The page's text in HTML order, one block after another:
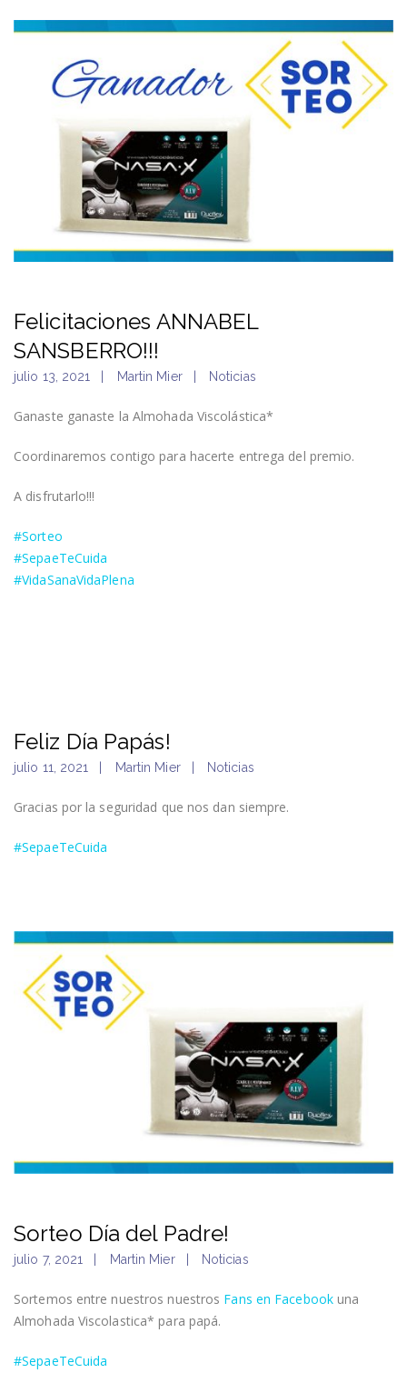
Felicitaciones ANNABEL
SANSBERRO!!!
julio 13, 2021 Martin Mier Noticias
Ganaste ganaste la Almohada Viscolástica*
Coordinaremos contigo para hacerte entrega del premio.
A disfrutarlo!!!
#Sorteo
#SepaeTeCuida
#VidaSanaVidaPlena
Feliz Día Papás!
julio 11, 2021 Martin Mier Noticias
Gracias por la seguridad que nos dan siempre.
#SepaeTeCuida
Sorteo Día del Padre!
julio 7, 2021 Martin Mier Noticias
Sortemos entre nuestros nuestros Fans en Facebookuna
Almohada Viscolastica* para papá.
#SepaeTeCuida